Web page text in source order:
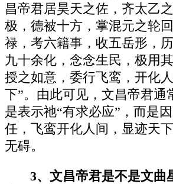
昌帝君居昊天之佐，齐太乙
极，德被十方，掌混元之轮
禄，考六籍事，收五岳形，
九十余化，念念生民，极用
授之如意，委行飞鸾，开化
下”。由此可见，文昌帝君通
是表示祂“有求必应”，而是
任，飞鸾开化人间，显迹天
无碍。
3、文昌帝君是不是文曲